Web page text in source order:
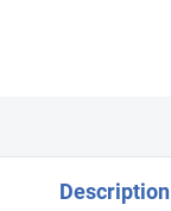
Description